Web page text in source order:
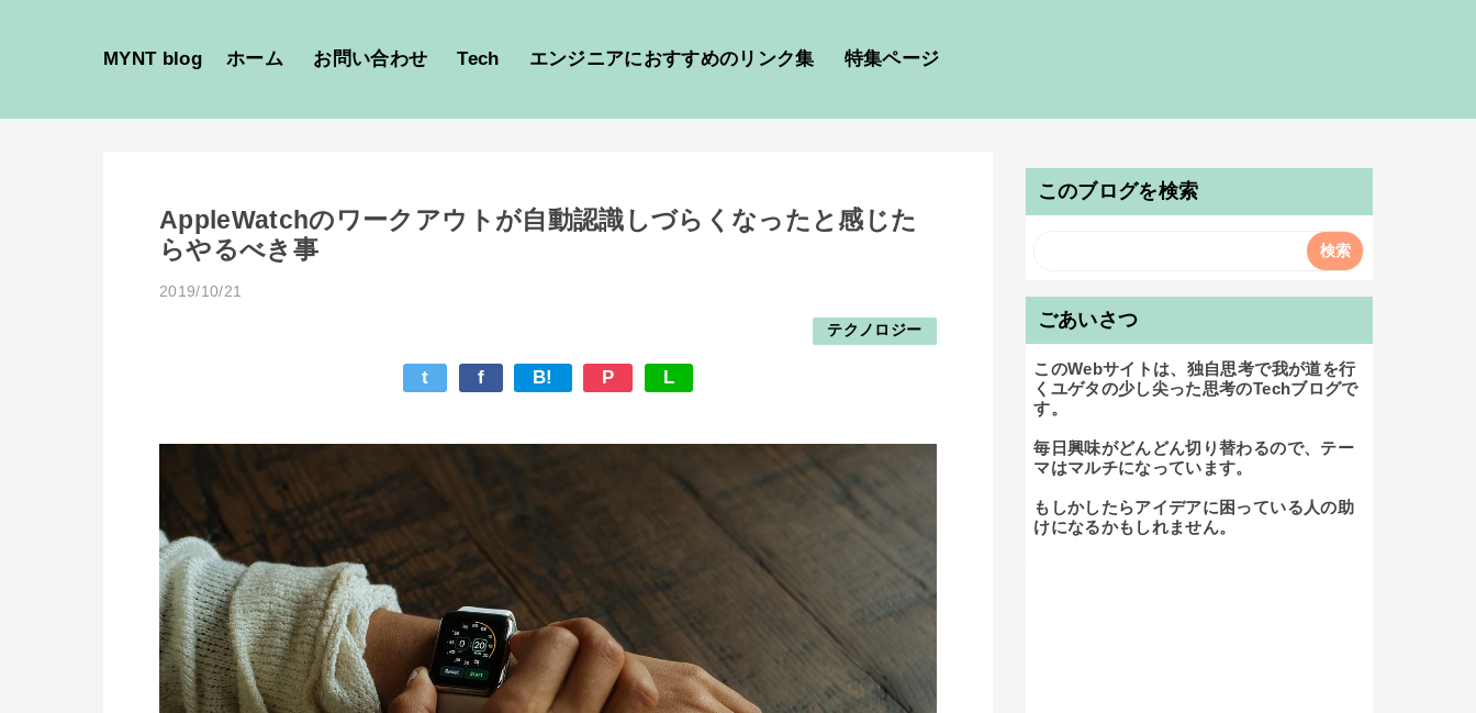
MYNT blog ホーム お問い合わせ Tech エンジニアにおすすめのリンク集 特集ページ
AppleWatchのワークアウトが自動認識しづらくなったと感じた
らやるべき事
2019/10/21
テクノロジー
t f B! P L
このブログを検索
ごあいさつ
このWebサイトは、独自思考で我が道を行
くユゲタの少し尖った思考のTechブログで
す。
毎日興味がどんどん切り替わるので、テー
マはマルチになっています。
もしかしたらアイデアに困っている人の助
けになるかもしれません。